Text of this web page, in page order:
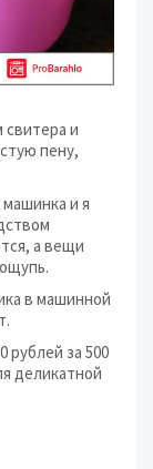
и
пену,
и я
а вещи
в машинной
рублей за 500
деликатной